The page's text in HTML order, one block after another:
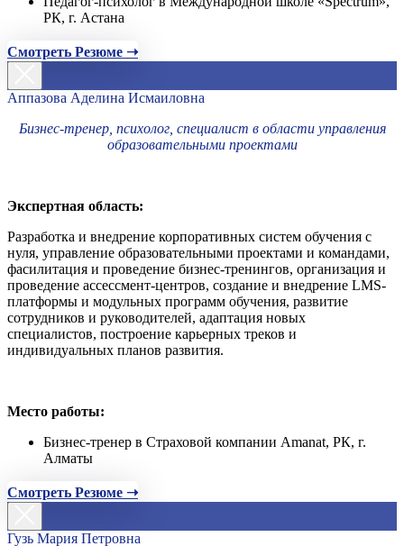
РК, г. Астана
Смотреть Резюме ➝
Аппазова Аделина Исмаиловна
Бизнес-тренер, психолог, специалист в области управления
образовательными проектами
Экспертная область:
Разработка и внедрение корпоративных систем обучения с
нуля, управление образовательными проектами и командами,
фасилитация и проведение бизнес-тренингов, организация и
проведение ассессмент-центров, создание и внедрение LMS-
платформы и модульных программ обучения, развитие
сотрудников и руководителей, адаптация новых
специалистов, построение карьерных треков и
индивидуальных планов развития.
Место работы:
Бизнес-тренер в Страховой компании Amanat, РК, г.
Алматы
Смотреть Резюме ➝
Гузь Мария Петровна